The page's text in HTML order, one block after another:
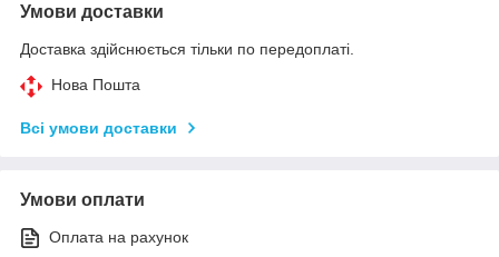
Умови доставки
Доставка здійснюється тільки по передоплаті.
Нова Пошта
Всі умови доставки
Умови оплати
Оплата на рахунок